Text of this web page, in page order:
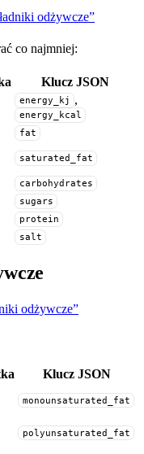
odżywcze”
co najmniej:
Klucz JSON
energy_kj ,
energy_kcal
fat
saturated_fat
carbohydrates
sugars
protein
salt
odżywcze”
Klucz JSON
monounsaturated_fat
polyunsaturated_fat